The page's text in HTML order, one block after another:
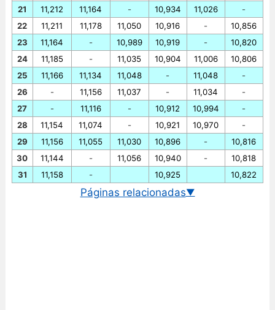
21
22
23
24
25
26
27
28
29
30
31
11,212
11,211
11,164
11,185
11,166
-
-
11,154
11,156
11,144
11,158
11,164
11,178
-
-
11,134
11,156
11,116
11,074
11,055
-
-
-
11,050
10,989
11,035
11,048
11,037
-
-
11,030
11,056
10,934
10,916
10,919
10,904
-
-
10,912
10,921
10,896
10,940
10,925
11,026
-
-
11,006
11,048
11,034
10,994
10,970
-
-
-
10,856
10,820
10,806
-
-
-
-
10,816
10,818
10,822
Páginas relacionadas▼